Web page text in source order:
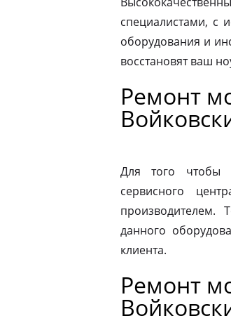
специалистами, с
оборудования и
восстановят ваш
Ремонт
Для того чтобы
сервисного
производителем.
данного
клиента.
Ремонт